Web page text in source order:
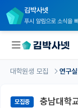
김박사넷
푸시 알림으로 소식을
대학원생 모집 홈
대학원생 모집 연구
모집중
충남대학